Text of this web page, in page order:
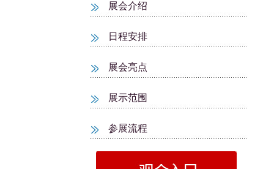
展会介绍
日程安排
展会亮点
展示范围
参展流程